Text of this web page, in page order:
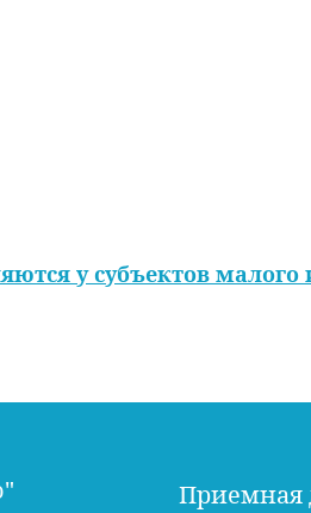
у субъектов малого
Приемная